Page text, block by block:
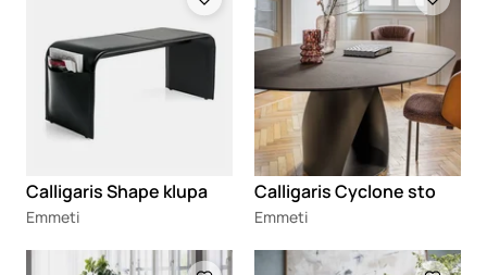
Calligaris Shape klupa
Emmeti
Calligaris Cyclone sto
Emmeti
Loading Loading